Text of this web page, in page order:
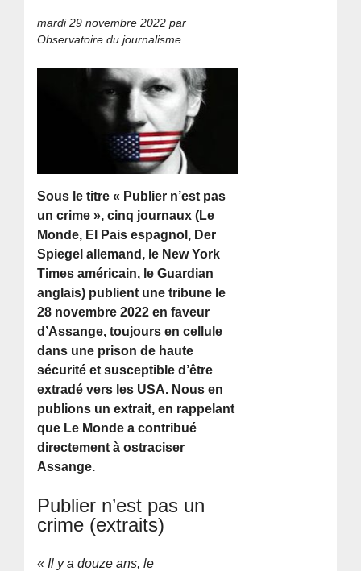
mardi 29 novembre 2022 par
Observatoire du journalisme
Sous le titre « Publier n’est pas
un crime », cinq journaux (Le
Monde, El Pais espagnol, Der
Spiegel allemand, le New York
Times américain, le Guardian
anglais) publient une tribune le
28 novembre 2022 en faveur
d’Assange, toujours en cellule
dans une prison de haute
sécurité et susceptible d’être
extradé vers les USA. Nous en
publions un extrait, en rappelant
que Le Monde a contribué
directement à ostraciser
Assange.
Publier n’est pas un
crime (extraits)
« Il y a douze ans, le